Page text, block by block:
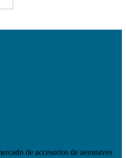
de accesorios de aeronaves